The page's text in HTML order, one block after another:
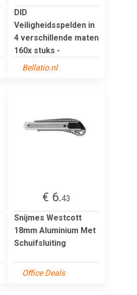
DID
Veiligheidsspelden in
4 verschillende maten
160x stuks -
Bellatio.nl
€ 6.43
Snijmes Westcott
18mm Aluminium Met
Schuifsluiting
Office Deals